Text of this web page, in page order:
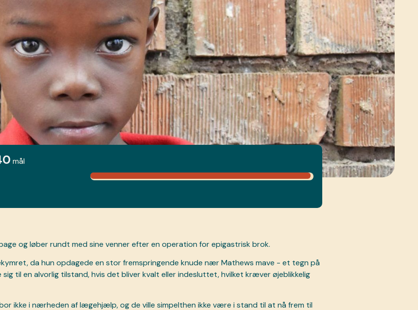
mål
og løber rundt med sine venner efter en operation for epigastrisk brok.
da hun opdagede en stor fremspringende knude nær Mathews mave - et tegn på
sig til en alvorlig tilstand, hvis det bliver kvalt eller indesluttet, hvilket kræver øjeblikkelig
ikke i nærheden af lægehjælp, og de ville simpelthen ikke være i stand til at nå frem til